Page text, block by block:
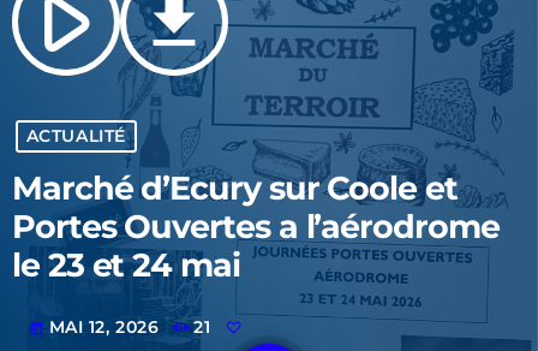
play_arrow file_download
ACTUALITÉ
Marché d’Ecury sur Coole et
Portes Ouvertes a l’aérodrome
le 23 et 24 mai
today MAI 12, 2026 21